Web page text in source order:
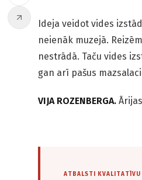
Ideja veidot vides
neienāk muzejā.
nestrādā. Taču vides
gan arī pašus
VIJA ROZENBERGA.
ATBALSTI KVALITATĪVU